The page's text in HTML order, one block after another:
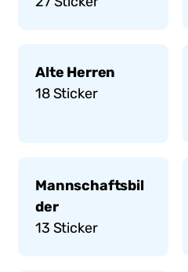
Alte Herren
18Sticker
Mannschaftsbil
der
13 Sticker